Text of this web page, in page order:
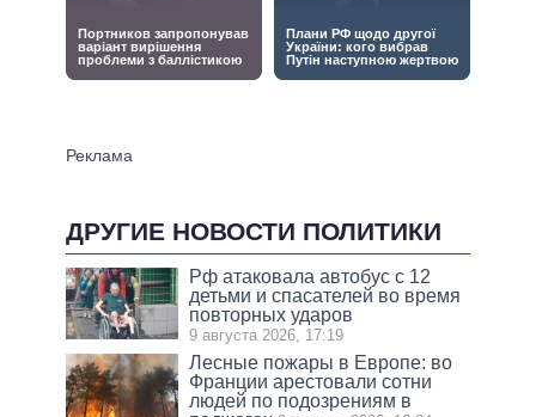
ДРУГИЕ НОВОСТИ ПОЛИТИКИ
Рф атаковала автобус с 12
детьми и спасателей во время
повторных ударов
9 августа 2026, 17:19
Лесные пожары в Европе: во
Франции арестовали сотни
людей по подозрениям в